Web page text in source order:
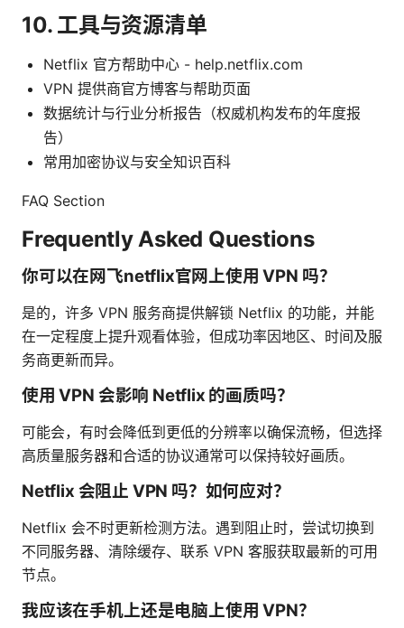
10. 工具与资源清单
Netflix 官方帮助中心 - help.netflix.com
VPN 提供商官方博客与帮助页面
数据统计与行业分析报告（权威机构发布的年度报
告）
常用加密协议与安全知识百科
FAQ Section
Frequently Asked Questions
你可以在网飞netflix官网上使用 VPN 吗？
是的，许多 VPN 服务商提供解锁 Netflix 的功能，并能
在一定程度上提升观看体验，但成功率因地区、时间及服
务商更新而异。
使用 VPN 会影响 Netflix 的画质吗？
可能会，有时会降低到更低的分辨率以确保流畅，但选择
高质量服务器和合适的协议通常可以保持较好画质。
Netflix 会阻止 VPN 吗？如何应对？
Netflix 会不时更新检测方法。遇到阻止时，尝试切换到
不同服务器、清除缓存、联系 VPN 客服获取最新的可用
节点。
我应该在手机上还是电脑上使用 VPN？